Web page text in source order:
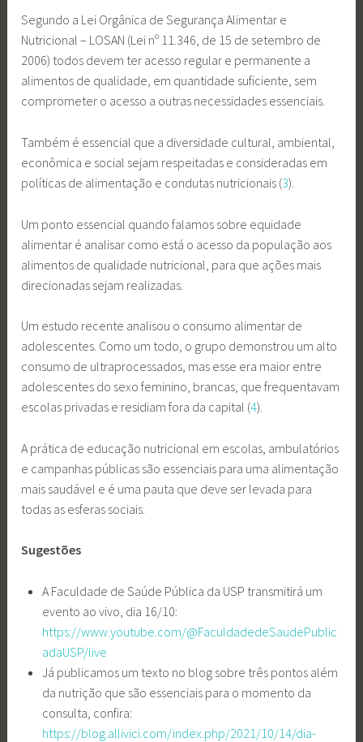
Segundo a Lei Orgânica de Segurança Alimentar e
Nutricional – LOSAN (Lei nº 11.346, de 15 de setembro de
2006) todos devem ter acesso regular e permanente a
alimentos de qualidade, em quantidade suficiente, sem
comprometer o acesso a outras necessidades essenciais.
Também é essencial que a diversidade cultural, ambiental,
econômica e social sejam respeitadas e consideradas em
políticas de alimentação e condutas nutricionais (3).
Um ponto essencial quando falamos sobre equidade
alimentar é analisar como está o acesso da população aos
alimentos de qualidade nutricional, para que ações mais
direcionadas sejam realizadas.
Um estudo recente analisou o consumo alimentar de
adolescentes. Como um todo, o grupo demonstrou um alto
consumo de ultraprocessados, mas esse era maior entre
adolescentes do sexo feminino, brancas, que frequentavam
escolas privadas e residiam fora da capital (4).
A prática de educação nutricional em escolas, ambulatórios
e campanhas públicas são essenciais para uma alimentação
mais saudável e é uma pauta que deve ser levada para
todas as esferas sociais.
Sugestões
A Faculdade de Saúde Pública da USP transmitirá um
evento ao vivo, dia 16/10:
https://www.youtube.com/@FaculdadedeSaudePublic
adaUSP/live
Já publicamos um texto no blog sobre três pontos além
da nutrição que são essenciais para o momento da
consulta, confira:
https://blog.allivici.com/index.php/2021/10/14/dia-